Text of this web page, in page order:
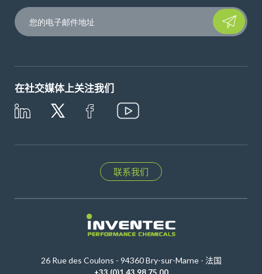
Please
在社交媒体上关注我们
联系我们
26 Rue des Coulons - 94360 Bry-sur-Marne - 法国